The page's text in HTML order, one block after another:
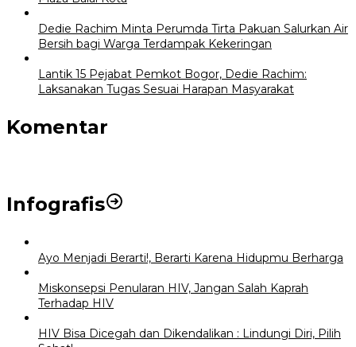
Dedie Rachim Minta Perumda Tirta Pakuan Salurkan Air
Bersih bagi Warga Terdampak Kekeringan
Lantik 15 Pejabat Pemkot Bogor, Dedie Rachim:
Laksanakan Tugas Sesuai Harapan Masyarakat
Komentar
Infografis
Ayo Menjadi Berarti!, Berarti Karena Hidupmu Berharga
Miskonsepsi Penularan HIV, Jangan Salah Kaprah
Terhadap HIV
HIV Bisa Dicegah dan Dikendalikan : Lindungi Diri, Pilih